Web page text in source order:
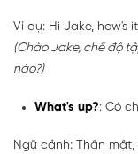
Ví dụ: Hi Jake, how's
(Chào Jake, chế độ
nào?)
What's up?: Có
Ngữ cảnh: Thân